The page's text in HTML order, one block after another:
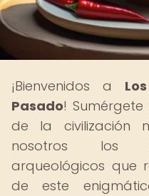
¡Bienvenidos a
Pasado!
de la civilización
nosotros los
arqueológicos que
de este